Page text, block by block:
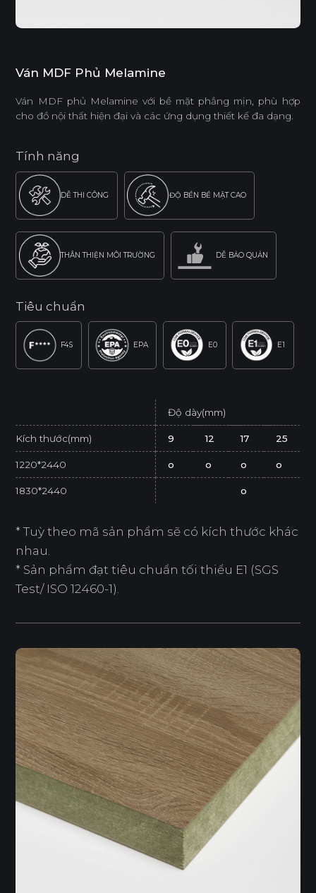
Ván MDF Phủ Melamine
Ván MDF phủ Melamine với bề mặt phẳng mịn, phù hợp
cho đồ nội thất hiện đại và các ứng dụng thiết kế đa dạng.
Tính năng
DỄ THI CÔNG ĐỘ BỀN BỀ MẶT CAO
THÂN THIỆN MÔI TRƯỜNG DỄ BẢO QUẢN
Tiêu chuẩn
F4S EPA E0 E1
Độ dày(mm)
Kích thước(mm) 9 12 17 25
1220*2440 o o o o
1830*2440 o
* Tuỳ theo mã sản phẩm sẽ có kích thước khác
nhau.
* Sản phẩm đạt tiêu chuẩn tối thiểu E1 (SGS
Test/ ISO 12460-1).